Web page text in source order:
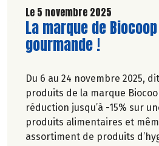
Le 5 novembre 2025
Lire la suite de
La marque de
gourmande !
Du 6 au 24 novembre 2025,
produits de la marque Biocoop ! Bénéficiez
réduction jusqu’à -15% sur
produits alimentaires et
assortiment de produits